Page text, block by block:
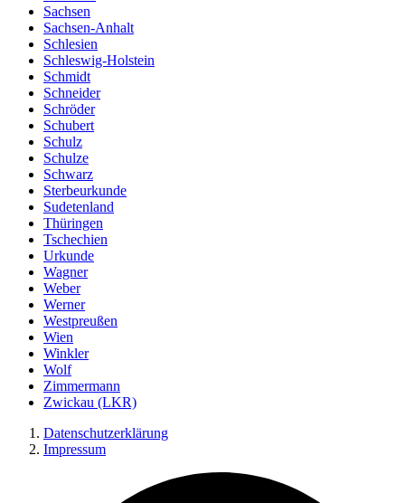
Sachsen
Sachsen-Anhalt
Schlesien
Schleswig-Holstein
Schmidt
Schneider
Schröder
Schubert
Schulz
Schulze
Schwarz
Sterbeurkunde
Sudetenland
Thüringen
Tschechien
Urkunde
Wagner
Weber
Werner
Westpreußen
Wien
Winkler
Wolf
Zimmermann
Zwickau (LKR)
Datenschutzerklärung
Impressum